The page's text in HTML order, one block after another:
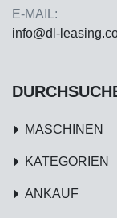
E-MAIL:
info@dl-
MASCHINEN
KATEGORIEN
ANKAUF